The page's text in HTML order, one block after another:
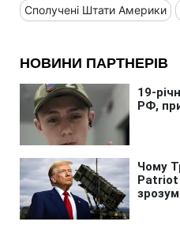
Сполучені Штати Америки